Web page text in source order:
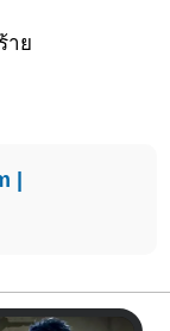
าย
|